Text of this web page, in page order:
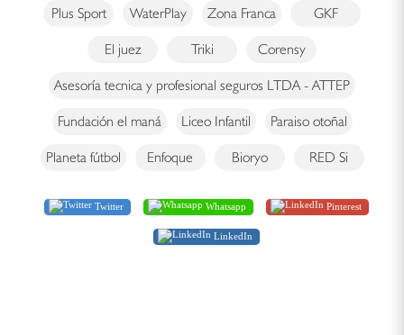
Plus Sport WaterPlay Zona Franca GKF
El juez Triki Corensy
Asesoría tecnica y profesional seguros LTDA - ATTEP
Fundación el maná Liceo Infantil Paraiso otoñal
Planeta fútbol Enfoque Bioryo RED Si
Twitter Whatsapp Pinterest
LinkedIn